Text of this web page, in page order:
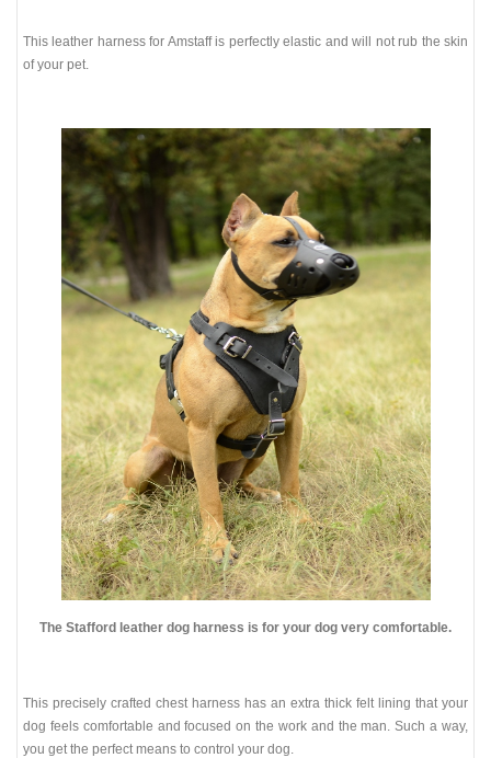
This leather harness for Amstaff is perfectly elastic and will not rub the skin
of your pet.
The Stafford leather dog harness is for your dog very comfortable.
This precisely crafted chest harness has an extra thick felt lining that your
dog feels comfortable and focused on the work and the man. Such a way,
you get the perfect means to control your dog.